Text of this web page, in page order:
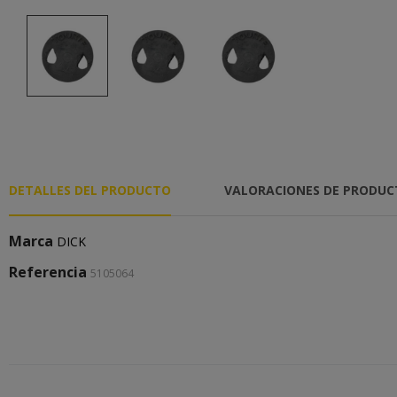
DETALLES DEL PRODUCTO VALORACIONES DE
Marca DICK
Referencia 5105064